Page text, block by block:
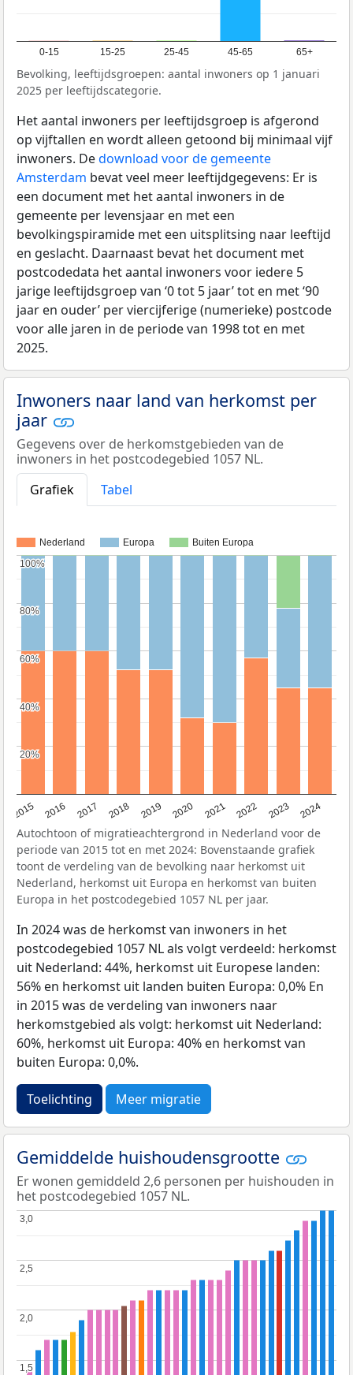
0-15 15-25 25-45 45-65 65+
Bevolking, leeftijdsgroepen: aantal inwoners op 1 januari
2025 per leeftijdscategorie.
Het aantal inwoners per leeftijdsgroep is afgerond
op vijftallen en wordt alleen getoond bij minimaal vijf
inwoners. Dedownload voor de gemeente
Amsterdam bevat veel meer leeftijdgegevens: Er is
een document met het aantal inwoners in de
gemeente per levensjaar en met een
bevolkingspiramide met een uitsplitsing naar leeftijd
en geslacht. Daarnaast bevat het document met
postcodedata het aantal inwoners voor iedere 5
jarige leeftijdsgroep van ‘0 tot 5 jaar’ tot en met ‘90
jaar en ouder’ per viercijferige (numerieke) postcode
voor alle jaren in de periode van 1998 tot en met
2025.
Inwoners naar land van herkomst per
jaar
Gegevens over de herkomstgebieden van de
inwoners in het postcodegebied 1057 NL.
Grafiek
Tabel
Nederland Europa Buiten Europa
2015 2016 2017 2018 2019 2020 2021 2022 2023 2024
20%
20%
40%
40%
60%
60%
80%
80%
100%
100%
Autochtoon of migratieachtergrond in Nederland voor de
periode van 2015 tot en met 2024: Bovenstaande grafiek
toont de verdeling van de bevolking naar herkomst uit
Nederland, herkomst uit Europa en herkomst van buiten
Europa in het postcodegebied 1057 NL per jaar.
In 2024 was de herkomst van inwoners in het
postcodegebied 1057 NL als volgt verdeeld: herkomst
uit Nederland: 44%, herkomst uit Europese landen:
56% en herkomst uit landen buiten Europa: 0,0% En
in 2015 was de verdeling van inwoners naar
herkomstgebied als volgt: herkomst uit Nederland:
60%, herkomst uit Europa: 40% en herkomst van
buiten Europa: 0,0%.
Toelichting Meer migratie
Gemiddelde huishoudensgrootte
Er wonen gemiddeld 2,6 personen per huishouden in
het postcodegebied 1057 NL.
1,5
1,5
2,0
2,0
2,5
2,5
3,0
3,0